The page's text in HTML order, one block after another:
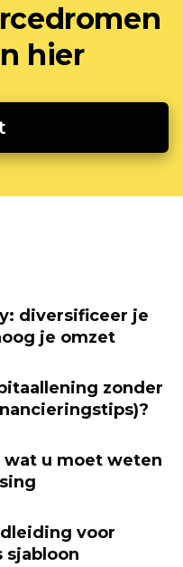
hier
diversificeer je
je omzet
zonder
wat u moet weten
voor
sjabloon